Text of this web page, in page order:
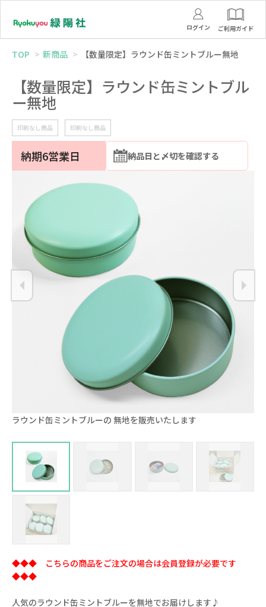
ログイン ご利用ガイド
TOP 新商品 【数量限定】ラウンド缶ミントブルー無地
【数量限定】ラウンド缶ミントブル
ー無地
印刷なし商品 印刷なし商品
納期6営業日 納品日と〆切を確認する
ラウンド缶ミントブルーの 無地を販売いたします
◆◆◆ こちらの商品をご注文の場合は会員登録が必要です
◆◆◆
人気のラウンド缶ミントブルーを無地でお届けします♪